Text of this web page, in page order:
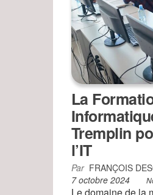
La
Tremplin
l’IT
Par FRANÇOIS
7 octobre 2024